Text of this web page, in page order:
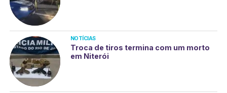
NOTÍCIAS
Troca de tiros termina com um morto
em Niterói